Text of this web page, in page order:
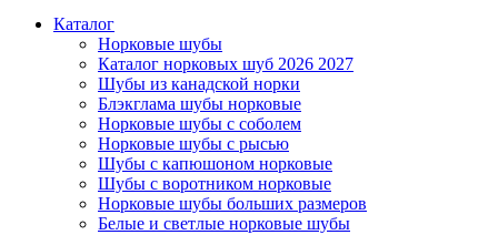
Каталог
Норковые шубы
Каталог норковых шуб 2026 2027
Шубы из канадской норки
Блэкглама шубы норковые
Норковые шубы с соболем
Норковые шубы с рысью
Шубы с капюшоном норковые
Шубы с воротником норковые
Норковые шубы больших размеров
Белые и светлые норковые шубы